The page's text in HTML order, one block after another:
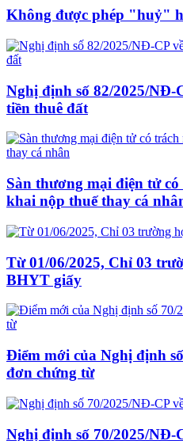
Không được phép "huỷ"
Nghị định số 82/2025/NĐ-
tiền thuê đất
Sàn thương mại điện tử
khai nộp thuế thay cá
Từ 01/06/2025, Chỉ 03
BHYT giấy
Điểm mới của Nghị định
đơn chứng từ
Nghị định số 70/2025/NĐ-